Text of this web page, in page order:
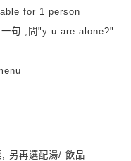
for 1 person
句 , 問"y u are alone?"
, 另再選配湯/ 飲品